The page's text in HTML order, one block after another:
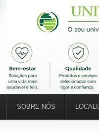
SOBRE NÓS